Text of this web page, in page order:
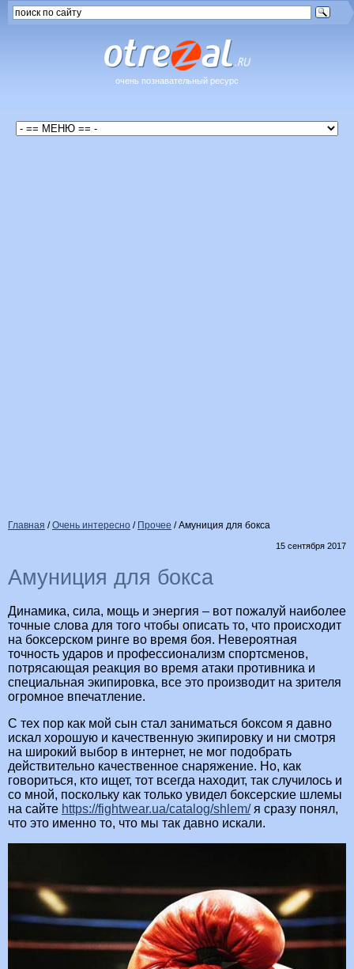
очень познавательный ресурс
Главная /Очень интересно / Прочее /Амуниция для бокса
15 сентября 2017
Амуниция для бокса
Динамика, сила, мощь и энергия – вот пожалуй наиболее
точные слова для того чтобы описать то, что происходит
на боксерском ринге во время боя. Невероятная
точность ударов и профессионализм спортсменов,
потрясающая реакция во время атаки противника и
специальная экипировка, все это производит на зрителя
огромное впечатление.
С тех пор как мой сын стал заниматься боксом я давно
искал хорошую и качественную экипировку и ни смотря
на широкий выбор в интернет, не мог подобрать
действительно качественное снаряжение. Но, как
говориться, кто ищет, тот всегда находит, так случилось и
со мной, поскольку как только увидел боксерские шлемы
на сайте https://fightwear.ua/catalog/shlem/я сразу понял,
что это именно то, что мы так давно искали.